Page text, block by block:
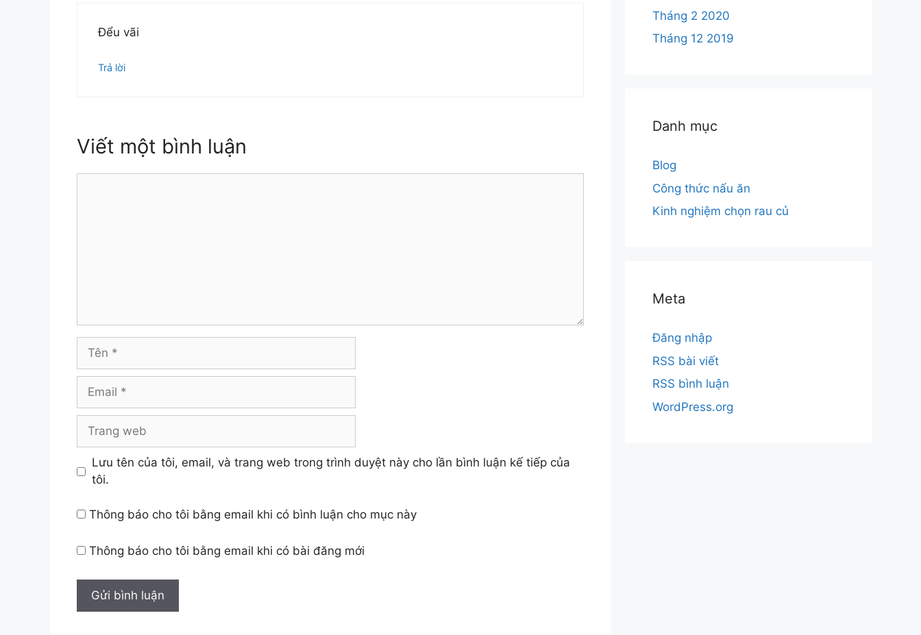
Đểu vãi
Trả lời
Viết một bình luận
Tên
Email
Trang
Lưu tên của tôi, email, và trang web trong trình duyệt này cho lần bình luận kế tiếp của
tôi.
Thông báo cho tôi bằng email khi có bình luận cho mục này
Thông báo cho tôi bằng email khi có bài đăng mới
Tháng 2 2020
Tháng 12 2019
Danh mục
Blog
Công thức nấu ăn
Kinh nghiệm chọn rau củ
Meta
Đăng nhập
RSS bài viết
RSS bình luận
WordPress.org